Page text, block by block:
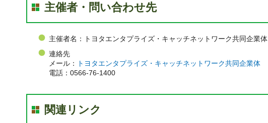
主催者・問い合わせ先
主催者名：トヨタエンタプライズ・キャッチネットワーク共同企業体
連絡先
メール：
トヨタエンタプライズ・キャッチネットワーク共同企業体
電話：0566-76-1400
関連リンク